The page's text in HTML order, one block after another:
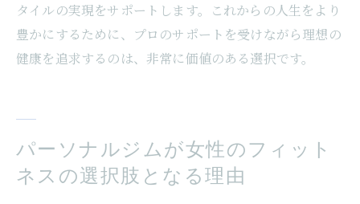
タイルの実現をサポートします。これからの人生をより
豊かにするために、プロのサポートを受けながら理想の
健康を追求するのは、非常に価値のある選択です。
パーソナルジムが女性のフィット
ネスの選択肢となる理由